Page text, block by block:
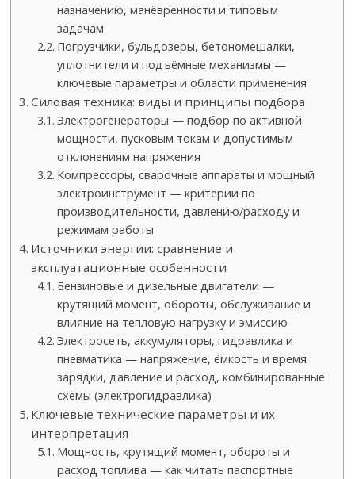
назначению, манёвренности и типовым
задачам
Погрузчики, бульдозеры, бетономешалки,
уплотнители и подъёмные механизмы —
ключевые параметры и области применения
Силовая техника: виды и принципы подбора
Электрогенераторы — подбор по активной
мощности, пусковым токам и допустимым
отклонениям напряжения
Компрессоры, сварочные аппараты и мощный
электроинструмент — критерии по
производительности, давлению/расходу и
режимам работы
Источники энергии: сравнение и
эксплуатационные особенности
Бензиновые и дизельные двигатели —
крутящий момент, обороты, обслуживание и
влияние на тепловую нагрузку и эмиссию
Электросеть, аккумуляторы, гидравлика и
пневматика — напряжение, ёмкость и время
зарядки, давление и расход, комбинированные
схемы (электрогидравлика)
Ключевые технические параметры и их
интерпретация
Мощность, крутящий момент, обороты и
расход топлива — как читать паспортные